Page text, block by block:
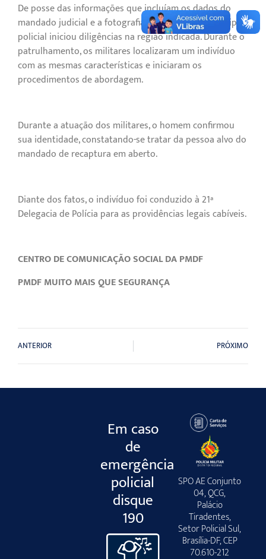
De posse das informações que incluíam os dados do
mandado judicial e a fotografia do procurado, a equipe
policial iniciou diligências na região indicada. Durante o
patrulhamento, os militares localizaram um indivíduo
com as mesmas características e iniciaram os
procedimentos de abordagem.
Durante a atuação dos militares, o homem confirmou
sua identidade, constatando-se tratar da pessoa alvo do
mandado de recaptura em aberto.
Diante dos fatos, o indivíduo foi conduzido à 21ª
Delegacia de Polícia para as providências legais cabíveis.
CENTRO DE COMUNICAÇÃO SOCIAL DA PMDF
PMDF MUITO MAIS QUE SEGURANÇA
ANTERIOR PRÓXIMO
Em caso
de
emergência
policial
disque
190
SPO AE Conjunto
04, QCG,
Palácio
Tiradentes,
Setor Policial Sul,
Brasília-DF, CEP
70.610-212